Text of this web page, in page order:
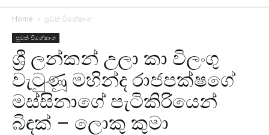
Home පුවත් විශේෂාංග
පුවත් විශේෂාංග
ශ්‍රී ලන්කන් උලා කා විලංගු
වැටුණූ මහින්ද රාජපක්⁣ෂගේ
මස්සිනාගේ පැටිකිරියෙන්
බිඳක් – ලොකු කුමා